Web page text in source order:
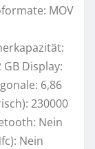
MOV
Display:
6,86
230000
Nein
Nein